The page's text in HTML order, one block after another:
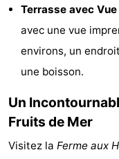
Village
Zeeuwse
’t
Hof
Hôtels
Last
Terrasse avec Vue
avec une vue
environs, un
une boisson.
Un
Fruits de Mer
Visitez la Ferme aux